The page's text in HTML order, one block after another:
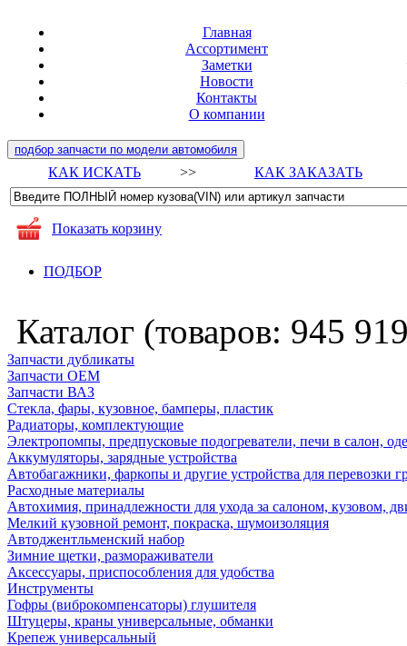
Главная
Ассортимент
Заметки
Новости
Контакты
О компании
подбор запчасти по модели автомобиля
КАК ИСКАТЬ >> КАК ЗАКАЗАТЬ
Показать корзину
ПОДБОР
Каталог (товаров: 945
Запчасти дубликаты
Запчасти ОЕМ
Запчасти ВАЗ
Стекла, фары, кузовное, бамперы, пластик
Радиаторы, комплектующие
Электропомпы, предпусковые подогреватели, печи в салон,
Аккумуляторы, зарядные устройства
Автобагажники, фаркопы и другие устройства для перевозки
Расходные материалы
Автохимия, принадлежности для ухода за салоном, кузовом,
Мелкий кузовной ремонт, покраска, шумоизоляция
Автоджентльменский набор
Зимние щетки, размораживатели
Аксессуары, приспособления для удобства
Инструменты
Гофры (виброкомпенсаторы) глушителя
Штуцеры, краны универсальные, обманки
Крепеж универсальный